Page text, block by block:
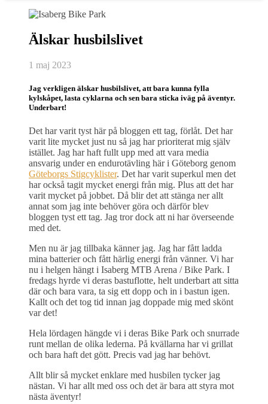
Älskar husbilslivet
1 maj 2023
Jag verkligen älskar husbilslivet, att bara kunna fylla
kylskåpet, lasta cyklarna och sen bara sticka iväg på äventyr.
Underbart!
Det har varit tyst här på bloggen ett tag, förlåt. Det har
varit lite mycket just nu så jag har prioriterat mig själv
istället. Jag har haft fullt upp med att vara media
ansvarig under en endurotävling här i Göteborg genom
Göteborgs Stigcyklister. Det har varit superkul men det
har också tagit mycket energi från mig. Plus att det har
varit mycket på jobbet. Då blir det att stänga ner allt
annat som jag inte behöver göra och därför blev
bloggen tyst ett tag. Jag tror dock att ni har överseende
med det.
Men nu är jag tillbaka känner jag. Jag har fått ladda
mina batterier och fått härlig energi från vänner. Vi har
nu i helgen hängt i Isaberg MTB Arena / Bike Park. I
fredags hyrde vi deras bastuflotte, helt underbart att sitta
där och bara vara, ta sig ett dopp och in i bastun igen.
Kallt och det tog tid innan jag doppade mig med skönt
var det!
Hela lördagen hängde vi i deras Bike Park och snurrade
runt mellan de olika lederna. På kvällarna har vi grillat
och bara haft det gött. Precis vad jag har behövt.
Allt blir så mycket enklare med husbilen tycker jag
nästan. Vi har allt med oss och det är bara att styra mot
nästa äventyr!